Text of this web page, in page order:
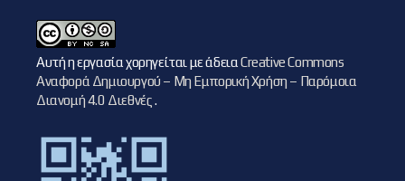
Αυτή η εργασία χορηγείται με άδειαCreative Commons
Αναφορά Δημιουργού – Μη Εμπορική Χρήση – Παρόμοια
Διανομή 4.0 Διεθνές.